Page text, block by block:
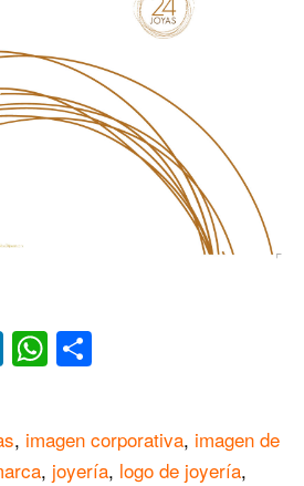
LinkedIn
WhatsApp
, imagen corporativa, imagen de
, joyería, logo de joyería,